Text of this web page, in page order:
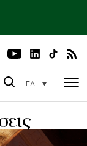
ΕΛ